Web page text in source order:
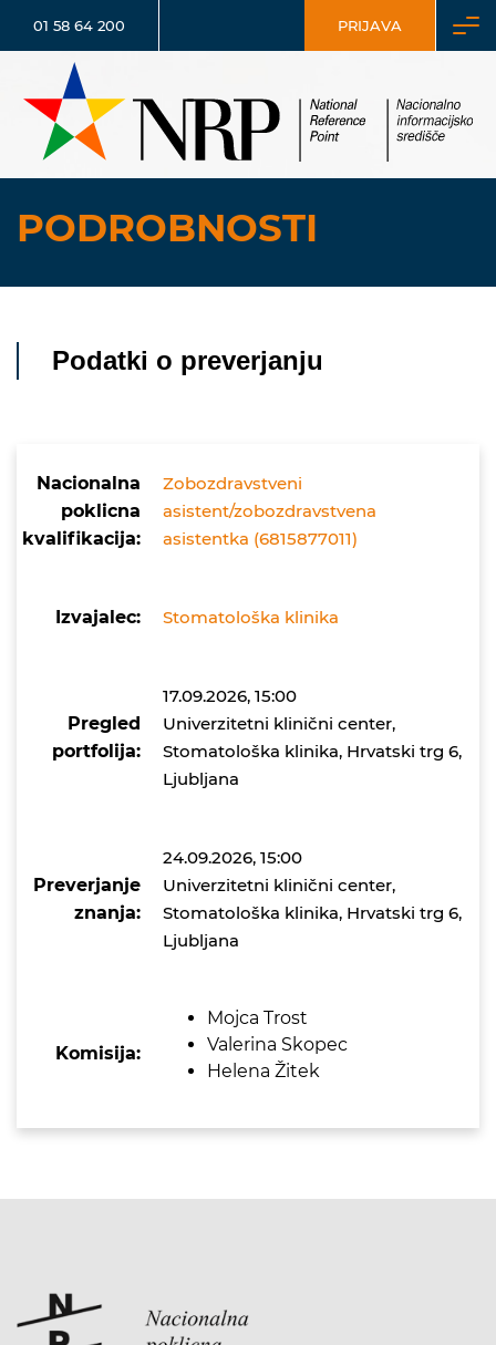
01 58 64 200 PRIJAVA
PODROBNOSTI
Podatki o preverjanju
Nacionalna
poklicna
kvalifikacija:
Zobozdravstveni
asistent/zobozdravstvena
asistentka (6815877011)
Izvajalec: Stomatološka klinika
Pregled
portfolija:
17.09.2026, 15:00
Univerzitetni klinični center,
Stomatološka klinika, Hrvatski trg 6,
Ljubljana
Preverjanje
znanja:
24.09.2026, 15:00
Univerzitetni klinični center,
Stomatološka klinika, Hrvatski trg 6,
Ljubljana
Komisija:
Mojca Trost
Valerina Skopec
Helena Žitek